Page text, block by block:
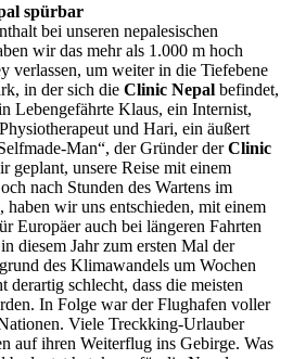
spürbar
bei unseren nepalesischen
wir das mehr als 1.000 m hoch
verlassen, um weiter in die Tiefebene
in der sich die Clinic Nepal befindet,
Lebengefährte Klaus, ein Internist,
und Hari, ein äußert
Man“, der Gründer derClinic
geplant, unsere Reise mit einem
nach Stunden des Wartens im
wir uns entschieden, mit einem
Europäer auch bei längeren Fahrten
diesem Jahr zum ersten Mal der
des Klimawandels um Wochen
derartig schlecht, dass die meisten
In Folge war der Flughafen voller
Viele Treckking-Urlauber
auf ihren Weiterflug ins Gebirge. Was